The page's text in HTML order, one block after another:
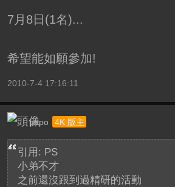
7月8日(1名)...
希望能如願參加!
2010-7-4 17:16:11
popo 4K 版主
引用: PS
小弟不才
之前還沒跟到過精研的活動